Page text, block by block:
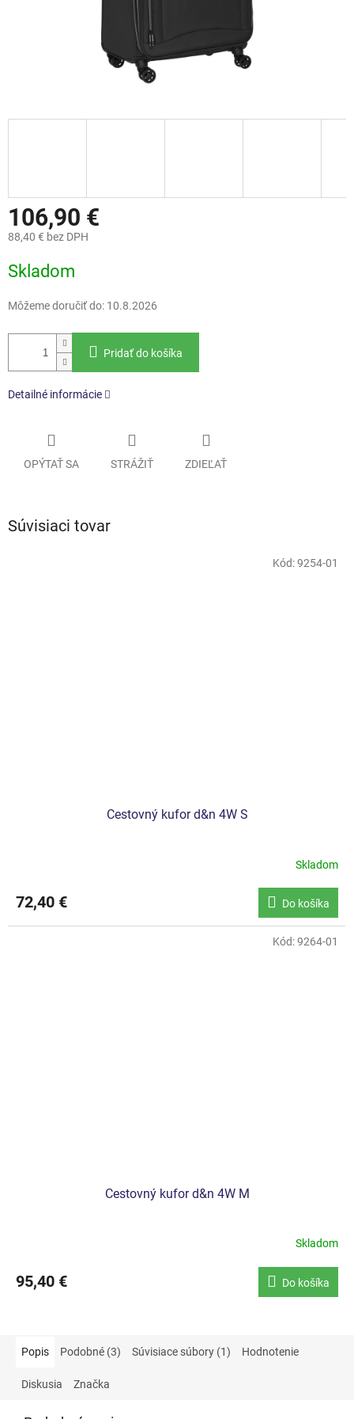
106,90 €
88,40 € bez DPH
cena:
Skladom
Môžeme doručiť do: 10.8.2026
Pridať do košíka
Detailné informácie
OPÝTAŤ SA STRÁŽIŤ ZDIEĽAŤ
Súvisiaci tovar
Cestovný kufor d&n 4W S
Skladom
72,40 € Do košíka
Kód:9254-01
Cestovný kufor d&n 4W M
Skladom
95,40 € Do košíka
Kód:9264-01
Popis Podobné (3) Súvisiace súbory (1) Hodnotenie
Diskusia Značka